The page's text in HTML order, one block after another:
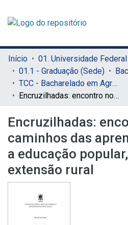
Início
01.1 - Graduação (Sede)
TCC - Bacharelado em Agroecologia (Sede)
Encruzilhadas: encontro nos caminhos das aprendizagens entre a educação popular, cultura e extensão rural
Encruzilhadas:
caminhos das
a educação
extensão rural